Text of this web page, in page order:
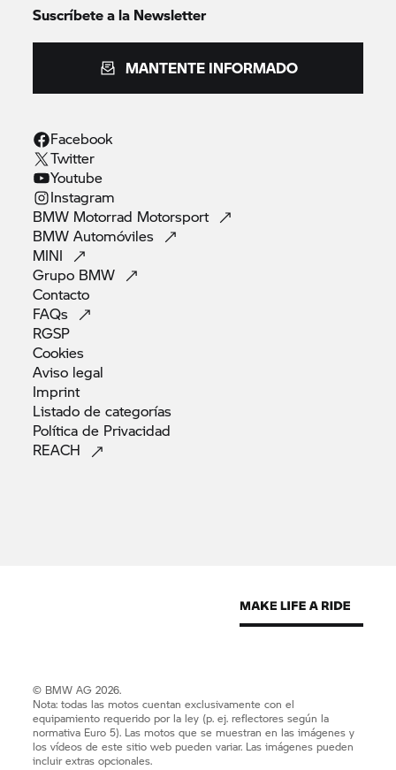
Suscríbete a la Newsletter
MANTENTE INFORMADO
Facebook
Twitter
Youtube
Instagram
BMW Motorrad Motorsport
BMWAutomóviles
MINI
Grupo BMW
Contacto
FAQs
RGSP
Cookies
Aviso legal
Imprint
Listado decategorías
Política de Privacidad
REACH
© BMW AG 2026.
Nota: todas las motos cuentan exclusivamente con el
equipamiento requerido por la ley (p. ej. reflectores según la
normativa Euro 5). Las motos que se muestran en las imágenes y
los vídeos de este sitio web pueden variar. Las imágenes pueden
incluir extras opcionales.